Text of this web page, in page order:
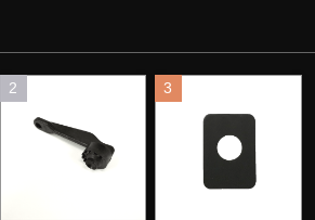
2 3